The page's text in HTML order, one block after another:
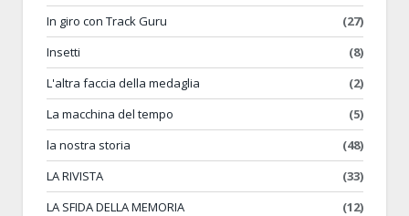
In giro con Track Guru
(27)
Insetti
(8)
L'altra faccia della medaglia
(2)
La macchina del tempo
(5)
la nostra storia
(48)
LA RIVISTA
(33)
LA SFIDA DELLA MEMORIA
(12)